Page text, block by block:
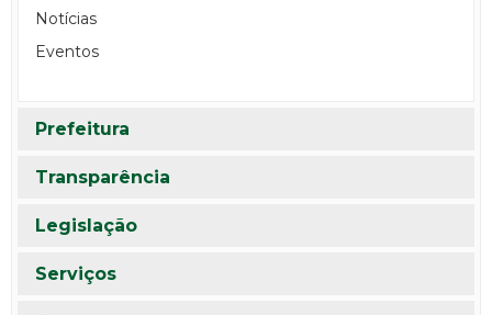
Notícias
Eventos
Prefeitura
Transparência
Legislação
Serviços